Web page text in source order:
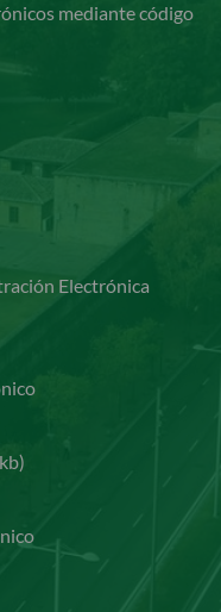
mediante código
Electrónica